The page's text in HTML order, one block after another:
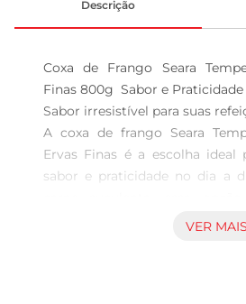
Descrição
Coxa de Frango Seara
Finas 800g  Sabor e Praticidade
Sabor irresistível para suas
A coxa de frango Seara
Ervas Finas é a escolha ideal
sabor e praticidade no dia a
preparar pratos deliciosos e
VER MAIS